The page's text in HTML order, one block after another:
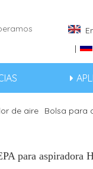
|
de aire Bolsa para
para aspiradora